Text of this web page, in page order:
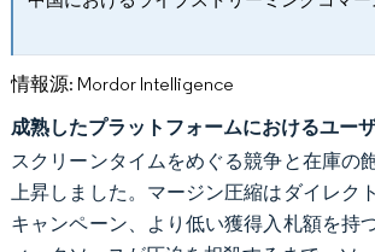
情報源: Mordor Intelligence
成熟したプラットフォームにおけるユー
スクリーンタイムをめぐる競争と在庫の
上昇しました。マージン圧縮はダイレク
キャンペーン、より低い獲得入札額を持